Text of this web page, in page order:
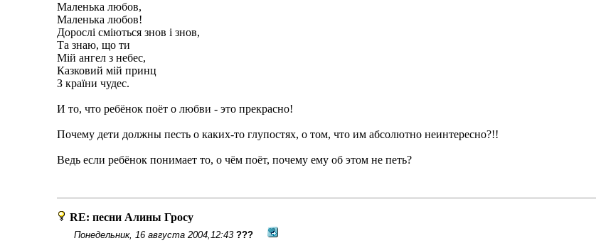
Маленька любов,
Маленька любов!
Дорослі сміються знов і знов,
Та знаю, що ти
Мій ангел з небес,
Казковий мій принц
З країни чудес.
И то, что ребëнок поëт о любви - это прекрасно!
Почему дети должны песть о каких-то глупостях, о том, что им абсолютно неинтересно?!!
Ведь если ребëнок понимает то, о чëм поëт, почему ему об этом не петь?
RE: песни Алины Гросу
Понедельник, 16 августа 2004,12:43 ???